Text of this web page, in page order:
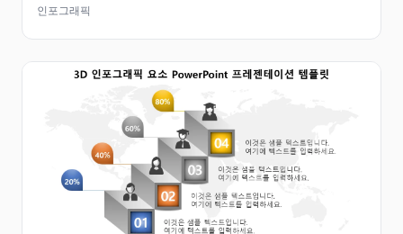
인포그래픽